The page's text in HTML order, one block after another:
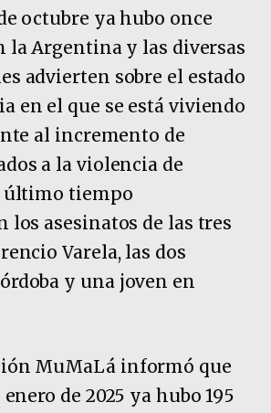
octubre ya hubo once
la Argentina y las diversas
advierten sobre el estado
en el que se está viviendo
al incremento de
a la violencia de
último tiempo
los asesinatos de las tres
Varela, las dos
y una joven en
MuMaLá informó que
enero de 2025 ya hubo 195